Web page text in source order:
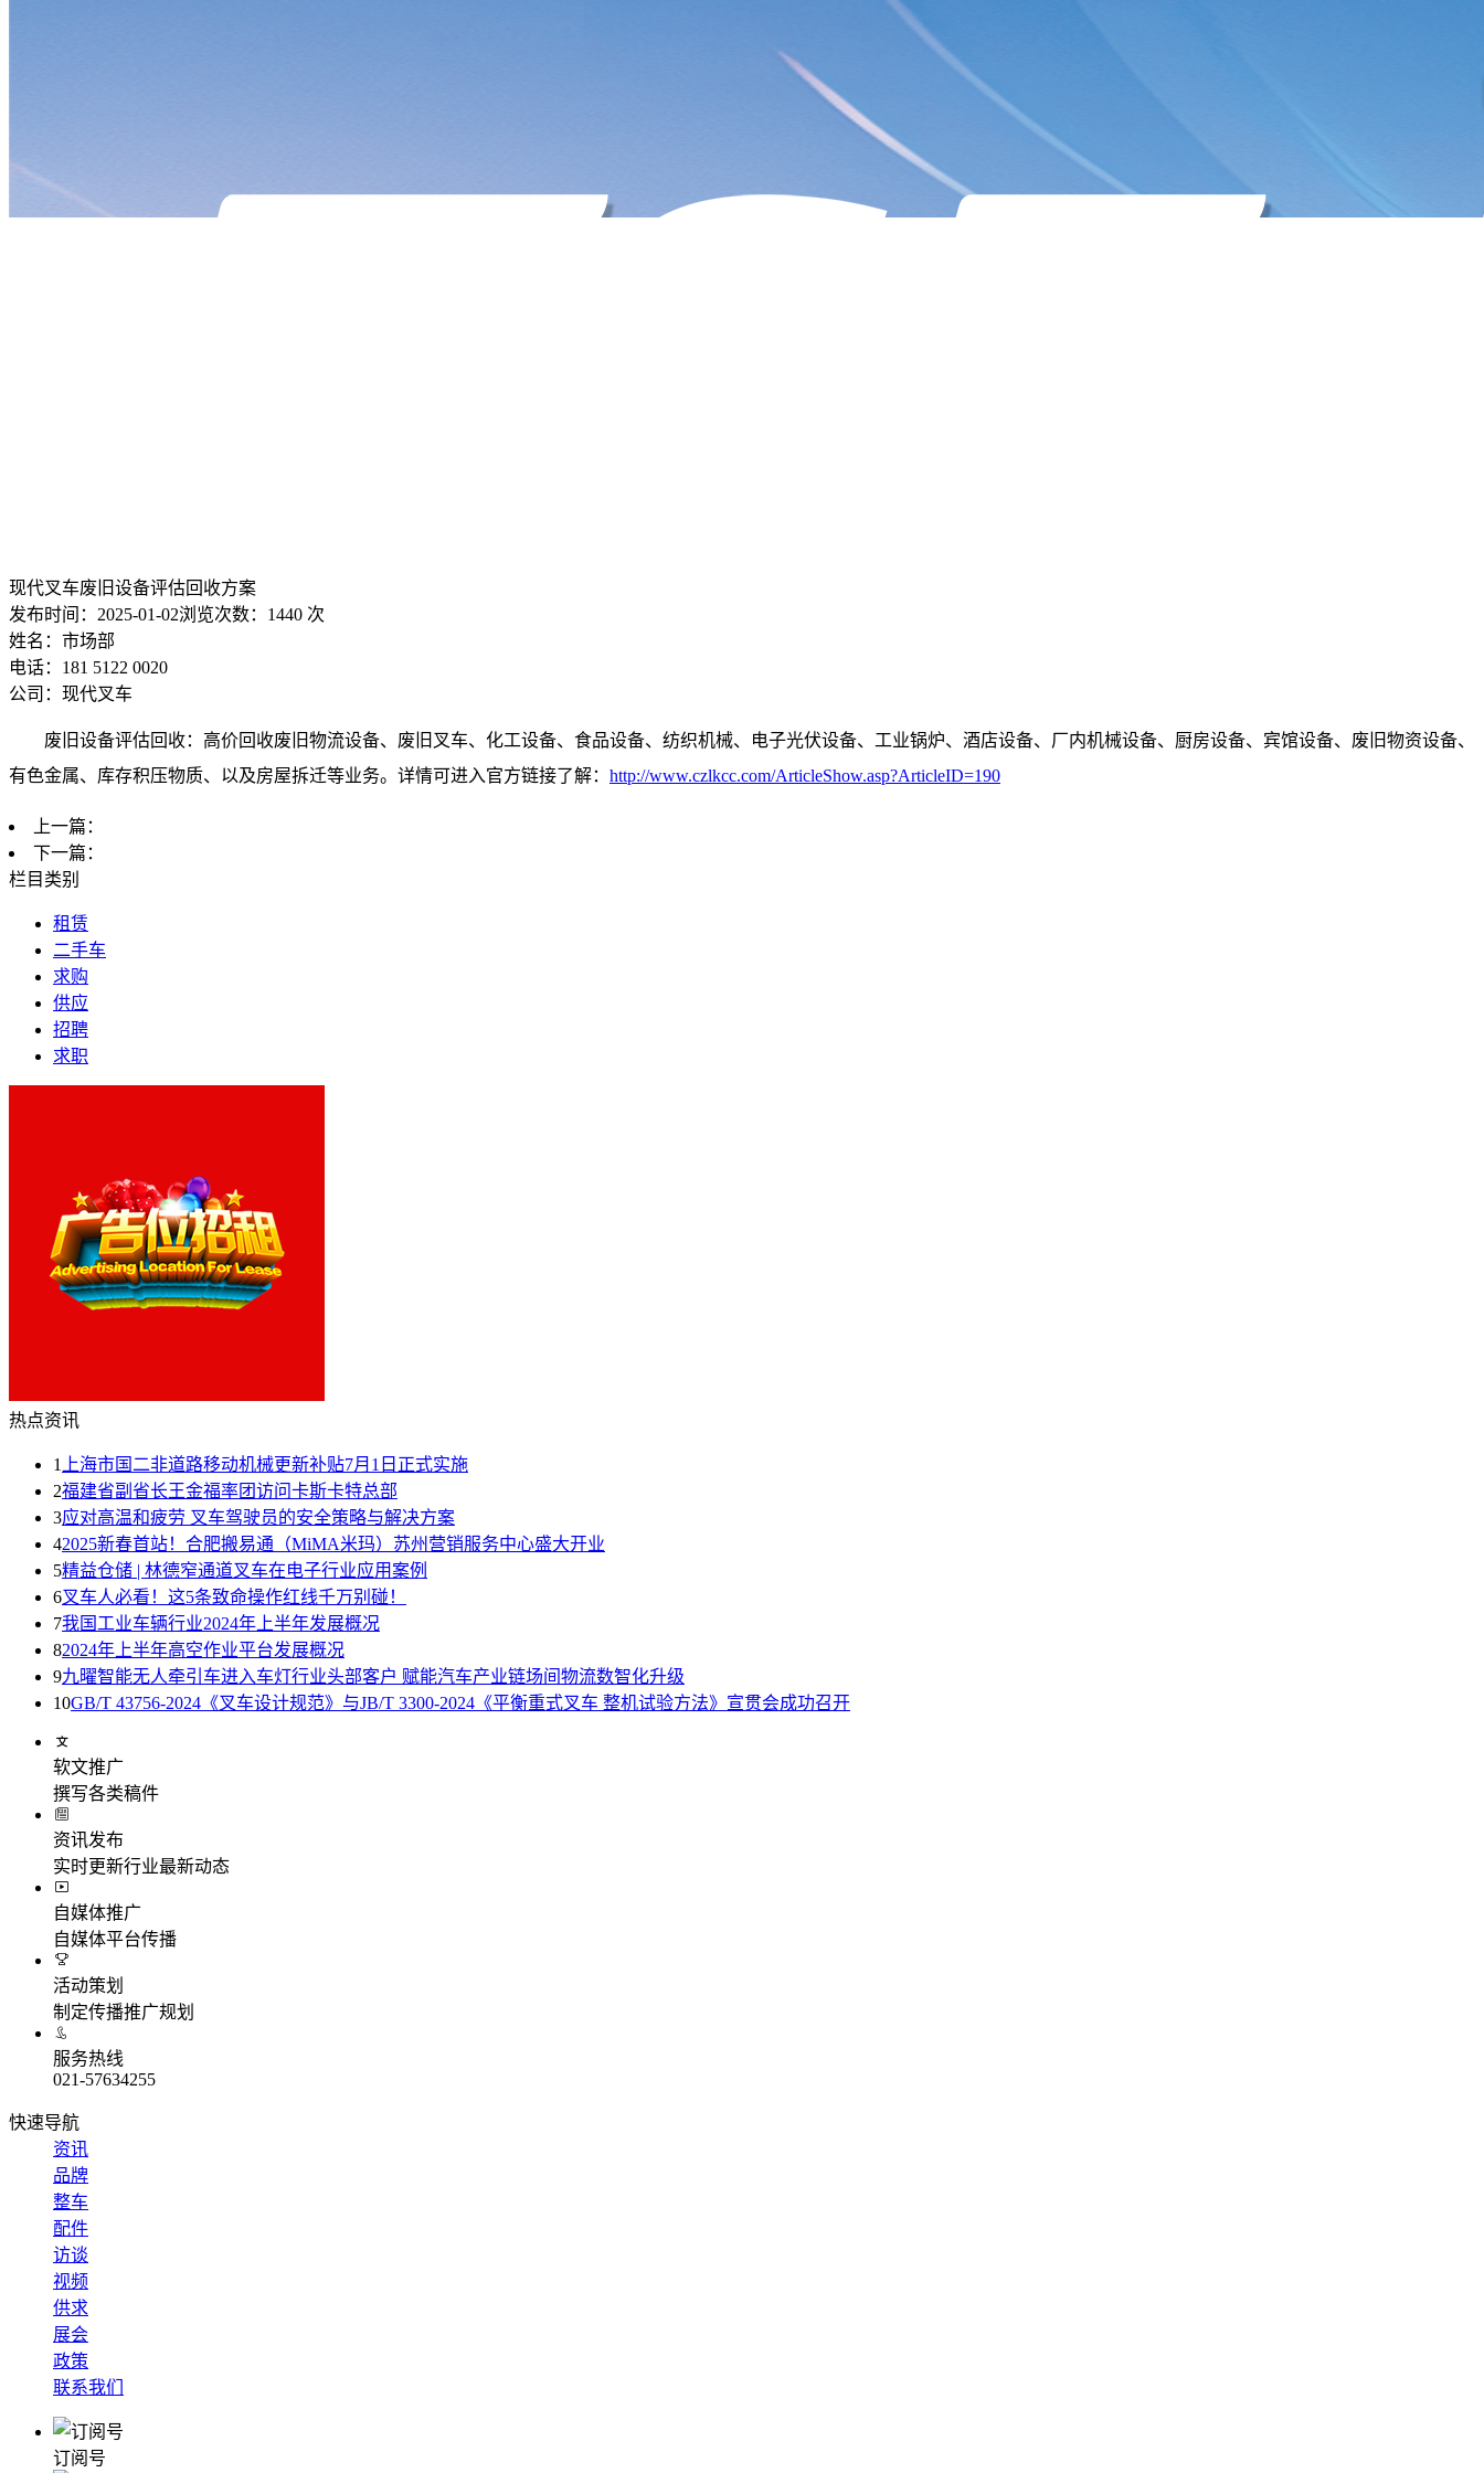
现代叉车废旧设备评估回收方案
发布时间： 2025-01-02浏览次数： 1440 次
姓名：市场部
电话：181 5122 0020
公司：现代叉车
废旧设备评估回收：高价回收废旧物流设备、废旧叉车、化工设备、食品设备、纺织机械、电子光伏设备、工业锅炉、酒店设备、厂内机械设备、厨房设备、宾馆设备、废旧物资设备、
有色金属、库存积压物质、以及房屋拆迁等业务。详情可进入官方链接了解： http://www.czlkcc.com/ArticleShow.asp?ArticleID=190
上一篇：
下一篇：
栏目类别
租赁
二手车
求购
供应
招聘
求职
热点资讯
1
上海市国二非道路移动机械更新补贴7月1日正式实施
2福建省副省长王金福率团访问卡斯卡特总部
3应对高温和疲劳 叉车驾驶员的安全策略与解决方案
42025新春首站！合肥搬易通（MiMA米玛）苏州营销服务中心盛大开业
5精益仓储 | 林德窄通道叉车在电子行业应用案例
6叉车人必看！这5条致命操作红线千万别碰！
7我国工业车辆行业2024年上半年发展概况
82024年上半年高空作业平台发展概况
9九曜智能无人牵引车进入车灯行业头部客户 赋能汽车产业链场间物流数智化升级
10GB/T 43756-2024《叉车设计规范》与JB/T 3300-2024《平衡重式叉车 整机试验方法》宣贯会成功召开
软文推广
撰写各类稿件
资讯发布
实时更新行业最新动态
自媒体推广
自媒体平台传播
活动策划
制定传播推广规划
服务热线
021-57634255
快速导航
资讯
品牌
整车
配件
访谈
视频
供求
展会
政策
联系我们
订阅号